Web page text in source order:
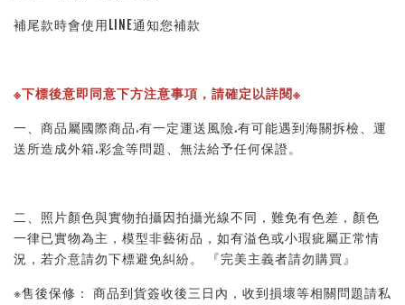
補尾款時會使用LINE通知您補款
※下標後意即同意下方注意事項，請確定以詳閱※
一、商品屬國際商品.有一定運送風險.有可能遇到海關拆檢、運
送所造成外箱.彩盒等問題、無法給予任何保證。
二、照片顏色與實物拍攝因拍攝光線不同，難免有色差，顏色
一律已實物為主，模型非藝術品，如有溢色或小瑕疵屬正常情
況，若介意請勿下標避免糾紛。 『完美主義者請勿購買』
※售後保修： 商品到貨簽收後三日內，收到損壞等相關問題請私